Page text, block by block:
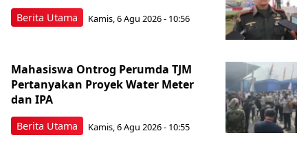
Berita Utama Kamis, 6 Agu 2026 - 10:56
Berita Utama
Mahasiswa Ontrog Perumda TJM
Pertanyakan Proyek Water Meter
dan IPA
Kamis, 6 Agu 2026 - 10:55